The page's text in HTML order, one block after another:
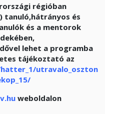
régióban
tanuló,hátrányos és
és a mentorok
lehet a programba
tájékoztató az
utravalo_oszton
/
weboldalon